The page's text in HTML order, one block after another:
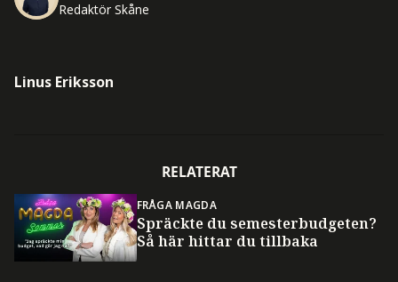
Redaktör Skåne
Linus Eriksson
RELATERAT
FRÅGA MAGDA
Spräckte du semesterbudgeten?
Så här hittar du tillbaka